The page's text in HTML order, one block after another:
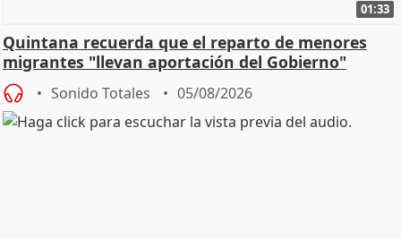
01:33
Quintana recuerda que el reparto de menores
migrantes "llevan aportación del Gobierno"
central
Sonido Totales 05/08/2026